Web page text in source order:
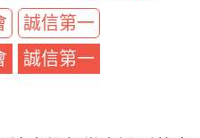
誠信第一
誠信第一